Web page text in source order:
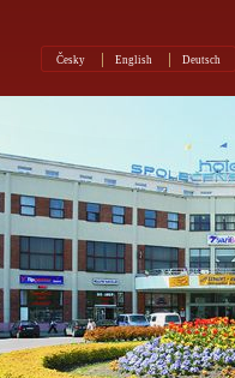
Česky English Deutsch